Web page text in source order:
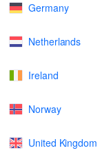
Germany
Netherlands
Ireland
Norway
United Kingdom